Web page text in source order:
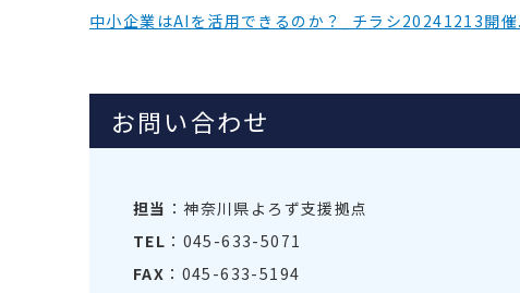
中小企業はAIを活用できるのか？_チラシ20241213開
お問い合わせ
担当 ：神奈川県よろず支援拠点
TEL ：045-633-5071
FAX ：045-633-5194